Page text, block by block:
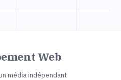
Web
média indépendant